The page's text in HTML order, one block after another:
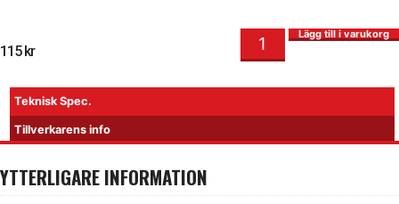
115kr
I lager
Speed Bit Premium Handtag Medium mängd Lägg till i varukorg
Teknisk Spec.
Tillverkarens info
YTTERLIGARE INFORMATION